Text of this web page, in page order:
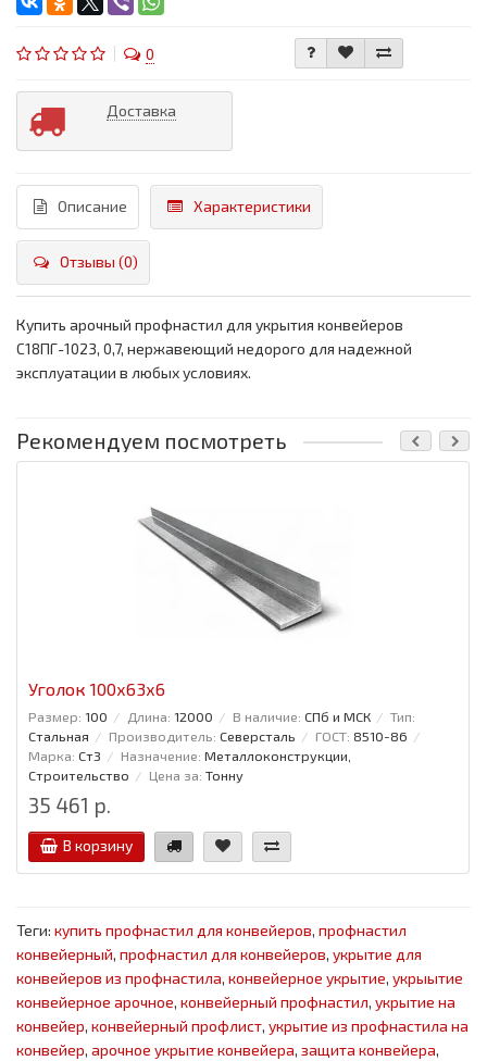
0
Доставка
Описание Характеристики
Отзывы (0)
Купить арочный профнастил для укрытия конвейеров
С18ПГ-1023, 0,7, нержавеющий недорого для надежной
эксплуатации в любых условиях.
Рекомендуем посмотреть
Уголок 100x63x6
Размер: 100 Длина: 12000 В наличие: СПб и МСК
Тип:
Стальная
Производитель: Северсталь ГОСТ: 8510-86
Марка: Ст3 Назначение: Металлоконструкции,
Строительство
Цена за: Тонну
35 461 р.
В корзину
Теги: купить профнастил для конвейеров, профнастил
конвейерный, профнастил для конвейеров, укрытие для
конвейеров из профнастила, конвейерное укрытие, укрыытие
конвейерное арочное, конвейерный профнастил, укрытие на
конвейер, конвейерный профлист, укрытие из профнастила на
конвейер, арочное укрытие конвейера, защита конвейера,